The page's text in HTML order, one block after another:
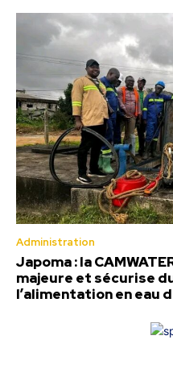
Administration
Japoma : la
majeure et sécurise
l’alimentation en eau